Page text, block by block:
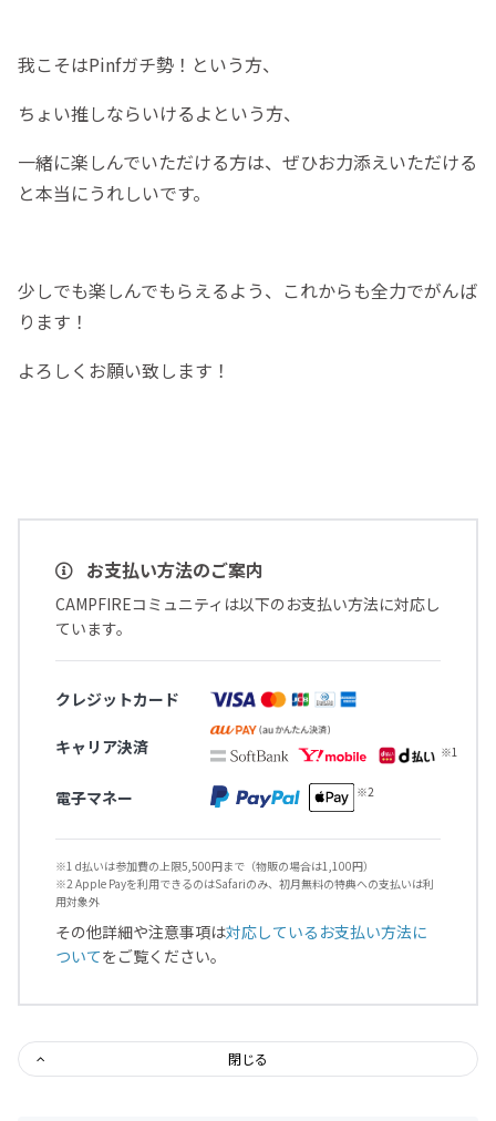
我こそはPinfガチ勢！という方、
ちょい推しならいけるよという方、
一緒に楽しんでいただける方は、ぜひお力添えいただける
と本当にうれしいです。
少しでも楽しんでもらえるよう、これからも全力でがんば
ります！
よろしくお願い致します！
お支払い方法のご案内
CAMPFIREコミュニティは以下のお支払い方法に対応し
ています。
クレジットカード
キャリア決済
電子マネー
※1 d払いは参加費の上限5,500円まで（物販の場合は1,100円）
※2 Apple Payを利用できるのはSafariのみ、初月無料の特典への支払いは利
用対象外
その他詳細や注意事項は対応しているお支払い方法に
ついてをご覧ください。
閉じる